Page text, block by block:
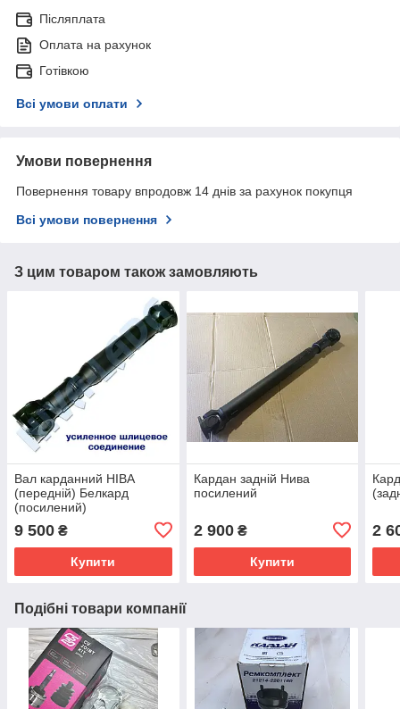
Післяплата
Оплата на рахунок
Готівкою
Всі умови оплати
Умови повернення
Повернення товару впродовж 14 днів за рахунок покупця
Всі умови повернення
З цим товаром також замовляють
Вал карданний НІВА
(передній) Белкард
(посилений)
9 500 ₴
Купити
Кардан задній Нива
посилений
2 900₴
Купити
2
Подібні товари компанії